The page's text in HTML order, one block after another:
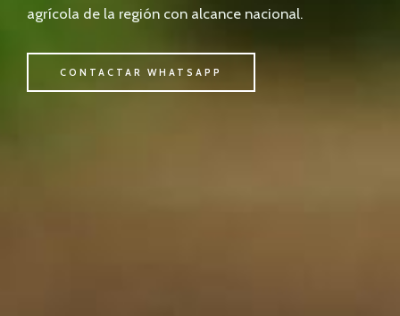
agrícola de la región con alcance nacional.
CONTACTAR WHATSAPP